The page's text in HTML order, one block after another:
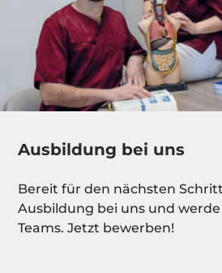
Ausbildung bei uns
Bereit für den nächsten
Ausbildung bei uns und werde
Teams. Jetzt bewerben!